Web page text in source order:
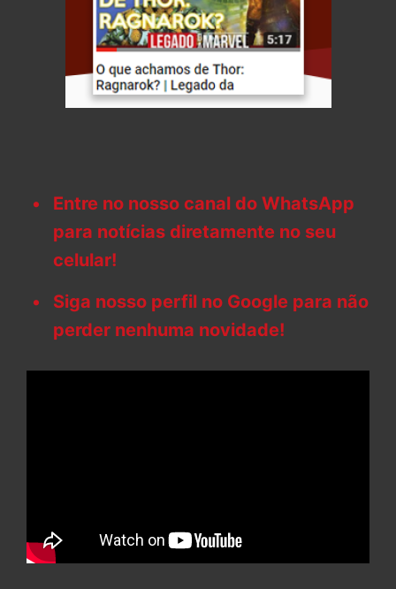
Entre no nosso canal do WhatsApp
para notícias diretamente no seu
celular!
Siga nosso perfil no Google para não
perder nenhuma novidade!